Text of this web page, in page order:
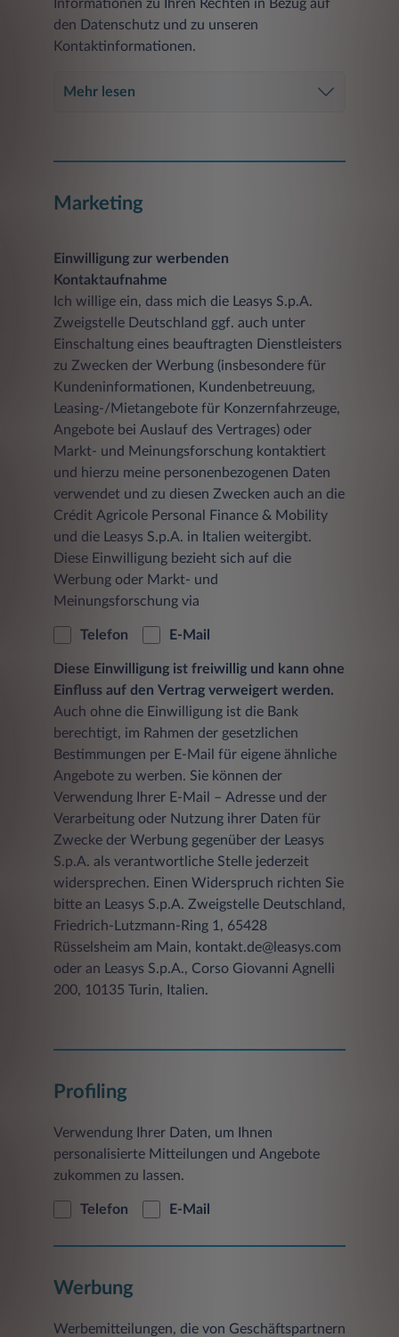
Informationen zu Ihren Rechten in Bezug auf
den Datenschutz und zu unseren
Kontaktinformationen.
Mehr lesen
Marketing
Einwilligung zur werbenden
Kontaktaufnahme
Ich willige ein, dass mich die Leasys S.p.A.
Zweigstelle Deutschland ggf. auch unter
Einschaltung eines beauftragten Dienstleisters
zu Zwecken der Werbung (insbesondere für
Kundeninformationen, Kundenbetreuung,
Leasing-/Mietangebote für Konzernfahrzeuge,
Angebote bei Auslauf des Vertrages) oder
Markt- und Meinungsforschung kontaktiert
und hierzu meine personenbezogenen Daten
verwendet und zu diesen Zwecken auch an die
Crédit Agricole Personal Finance & Mobility
und die Leasys S.p.A. in Italien weitergibt.
Diese Einwilligung bezieht sich auf die
Werbung oder Markt- und
Meinungsforschung via
Telefon E-Mail
Diese Einwilligung ist freiwillig und kann ohne
Einfluss auf den Vertrag verweigert werden.
Auch ohne die Einwilligung ist die Bank
berechtigt, im Rahmen der gesetzlichen
Bestimmungen per E-Mail für eigene ähnliche
Angebote zu werben. Sie können der
Verwendung Ihrer E-Mail – Adresse und der
Verarbeitung oder Nutzung ihrer Daten für
Zwecke der Werbung gegenüber der Leasys
S.p.A. als verantwortliche Stelle jederzeit
widersprechen. Einen Widerspruch richten Sie
bitte an Leasys S.p.A. Zweigstelle Deutschland,
Friedrich-Lutzmann-Ring 1, 65428
Rüsselsheim am Main, kontakt.de@leasys.com
oder an Leasys S.p.A., Corso Giovanni Agnelli
200, 10135 Turin, Italien.
Profiling
Verwendung Ihrer Daten, um Ihnen
personalisierte Mitteilungen und Angebote
zukommen zu lassen.
Telefon E-Mail
Werbung
Werbemitteilungen, die von Geschäftspartnern